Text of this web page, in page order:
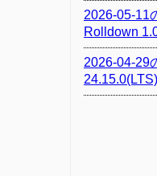
2026-05-11
Rolldown
2026-04-29